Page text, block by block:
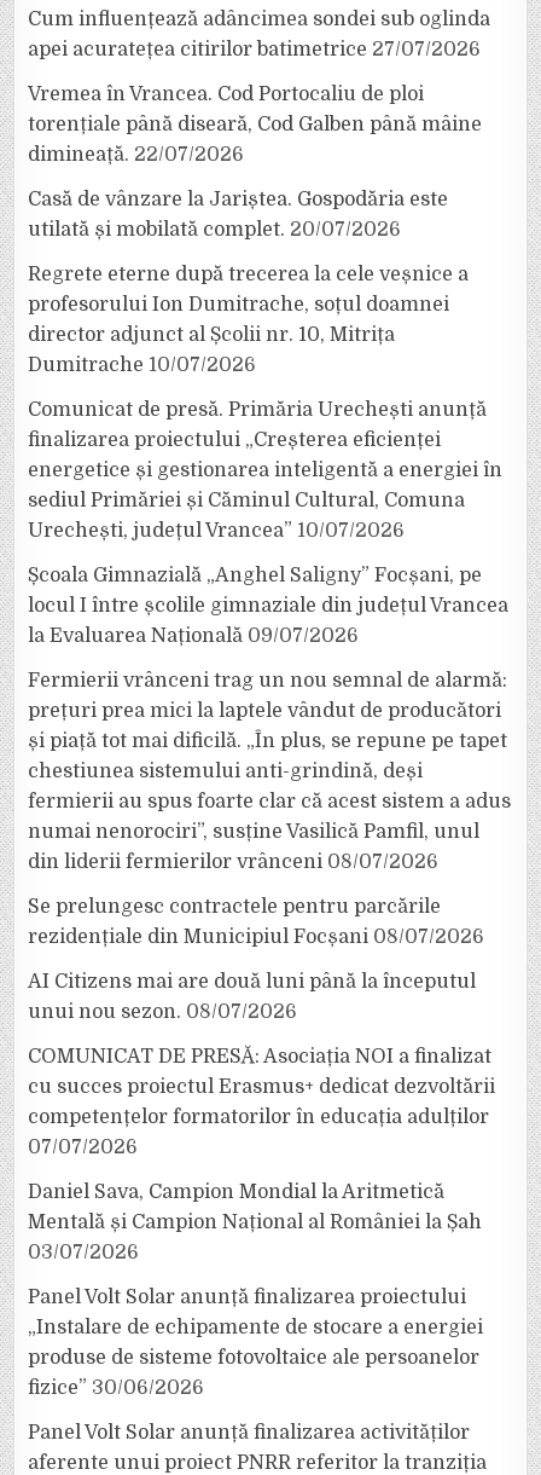
Cum influențează adâncimea sondei sub oglinda
apei acuratețea citirilor batimetrice 27/07/2026
Vremea în Vrancea. Cod Portocaliu de ploi
torențiale până diseară, Cod Galben până mâine
dimineață. 22/07/2026
Casă de vânzare la Jariștea. Gospodăria este
utilată și mobilată complet. 20/07/2026
Regrete eterne după trecerea la cele veșnice a
profesorului Ion Dumitrache, soțul doamnei
director adjunct al Școlii nr. 10, Mitrița
Dumitrache 10/07/2026
Comunicat de presă. Primăria Urechești anunță
finalizarea proiectului „Creșterea eficienței
energetice și gestionarea inteligentă a energiei în
sediul Primăriei și Căminul Cultural, Comuna
Urechești, județul Vrancea” 10/07/2026
Școala Gimnazială „Anghel Saligny” Focșani, pe
locul I între școlile gimnaziale din județul Vrancea
la Evaluarea Națională 09/07/2026
Fermierii vrânceni trag un nou semnal de alarmă:
prețuri prea mici la laptele vândut de producători
și piață tot mai dificilă. „În plus, se repune pe tapet
chestiunea sistemului anti-grindină, deși
fermierii au spus foarte clar că acest sistem a adus
numai nenorociri”, susține Vasilică Pamfil, unul
din liderii fermierilor vrânceni 08/07/2026
Se prelungesc contractele pentru parcările
rezidențiale din Municipiul Focșani 08/07/2026
AI Citizens mai are două luni până la începutul
unui nou sezon. 08/07/2026
COMUNICAT DE PRESĂ: Asociația NOI a finalizat
cu succes proiectul Erasmus+ dedicat dezvoltării
competențelor formatorilor în educația adulților
07/07/2026
Daniel Sava, Campion Mondial la Aritmetică
Mentală și Campion Național al României la Șah
03/07/2026
Panel Volt Solar anunță finalizarea proiectului
„Instalare de echipamente de stocare a energiei
produse de sisteme fotovoltaice ale persoanelor
fizice” 30/06/2026
Panel Volt Solar anunță finalizarea activităților
aferente unui proiect PNRR referitor la tranziția